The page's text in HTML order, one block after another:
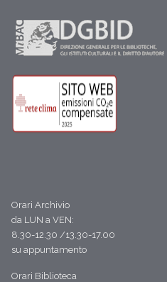
Orari Archivio
da LUN a VEN:
8.30-12.30 /13.30-17.00
su appuntamento
Orari Biblioteca